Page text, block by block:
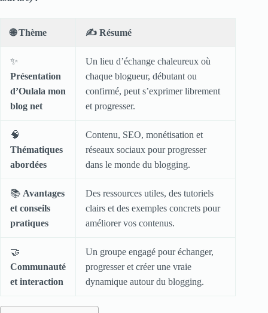
🌐Thème ✍️ Résumé
✨
Présentation
d’Oulala mon
blog net
Un lieu d’échange chaleureux où
chaque blogueur, débutant ou
confirmé, peut s’exprimer librement
et progresser.
🧠
Thématiques
abordées
Contenu, SEO, monétisation et
réseaux sociaux pour progresser
dans le monde du blogging.
📚 Avantages
et conseils
pratiques
Des ressources utiles, des tutoriels
clairs et des exemples concrets pour
améliorer vos contenus.
🤝
Communauté
et interaction
Un groupe engagé pour échanger,
progresser et créer une vraie
dynamique autour du blogging.